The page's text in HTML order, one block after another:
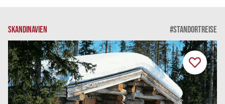
SKANDINAVIEN #STANDORTREISE